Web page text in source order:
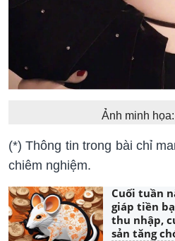
Ảnh minh
(*) Thông tin trong bài chỉ
chiêm nghiệm.
Cuối tuần
giáp tiền
thu nhập,
sản tăng